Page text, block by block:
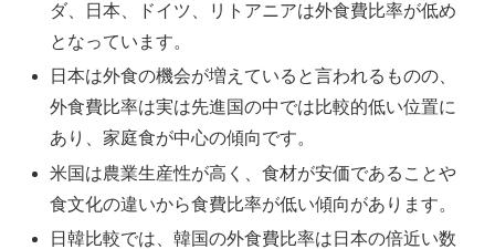
ダ、日本、ドイツ、リトアニアは外食費比率が低め
となっています。
日本は外食の機会が増えていると言われるものの、
外食費比率は実は先進国の中では比較的低い位置に
あり、家庭食が中心の傾向です。
米国は農業生産性が高く、食材が安価であることや
食文化の違いから食費比率が低い傾向があります。
日韓比較では、韓国の外食費比率は日本の倍近い数